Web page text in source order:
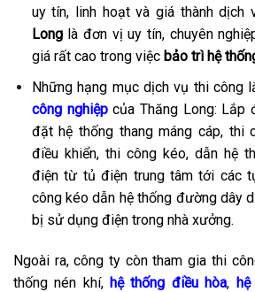
uy tín, linh hoạt và giá thành dịch
Long là đơn vị uy tín, chuyên
giá rất cao trong việc bảo trì hệ
Những hạng mục dịch vụ thi công
công nghiệpcủa Thăng Long: Lắp
đặt hệ thống thang máng cáp,
điều khiển, thi công kéo, dẫn hệ
điện từ tủ điện trung tâm tới các
công kéo dẫn hệ thống đường dây
bị sử dụng điện trong nhà xưởng.
Ngoài ra, công ty còn tham gia thi
thống nén khí,hệ thống điều hòa,